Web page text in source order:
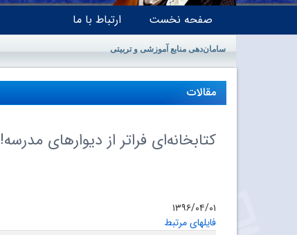
صفحه نخست ارتباط با ما
سامان‌دهی منابع آموزشی و تربیتی
مقالات
کتابخانه‌ای فراتر از دیوارهای مدرسه!
۱۳۹۶/۰۴/۰۱
فایلهای مرتبط